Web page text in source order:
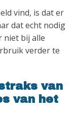
vind, is dat er
dat echt nodig
niet bij alle
verder te
van
van het